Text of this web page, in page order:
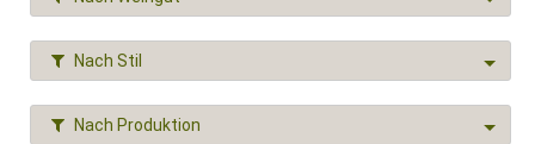
Nach Stil
Nach Produktion